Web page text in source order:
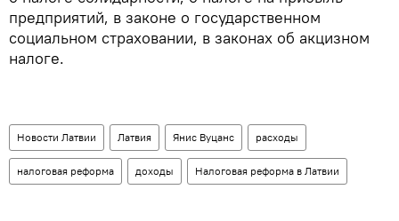
предприятий, в законе о государственном
социальном страховании, в законах об акцизном
налоге.
Новости Латвии Латвия Янис Вуцанс расходы
налоговая реформа доходы Налоговая реформа в Латвии